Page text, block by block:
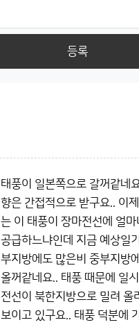
등록
태풍이 일본쪽으로 갈꺼같네
향은 간접적으로 받구요.. 이
는 이 태풍이 장마전선에 얼
공급하느냐인데 지금 예상일
부지방에도 많은비 중부지방
올꺼같네요.. 태풍 때문에 일
전선이 북한지방으로 밀려 올
보이고 있구요.. 태풍 덕분에